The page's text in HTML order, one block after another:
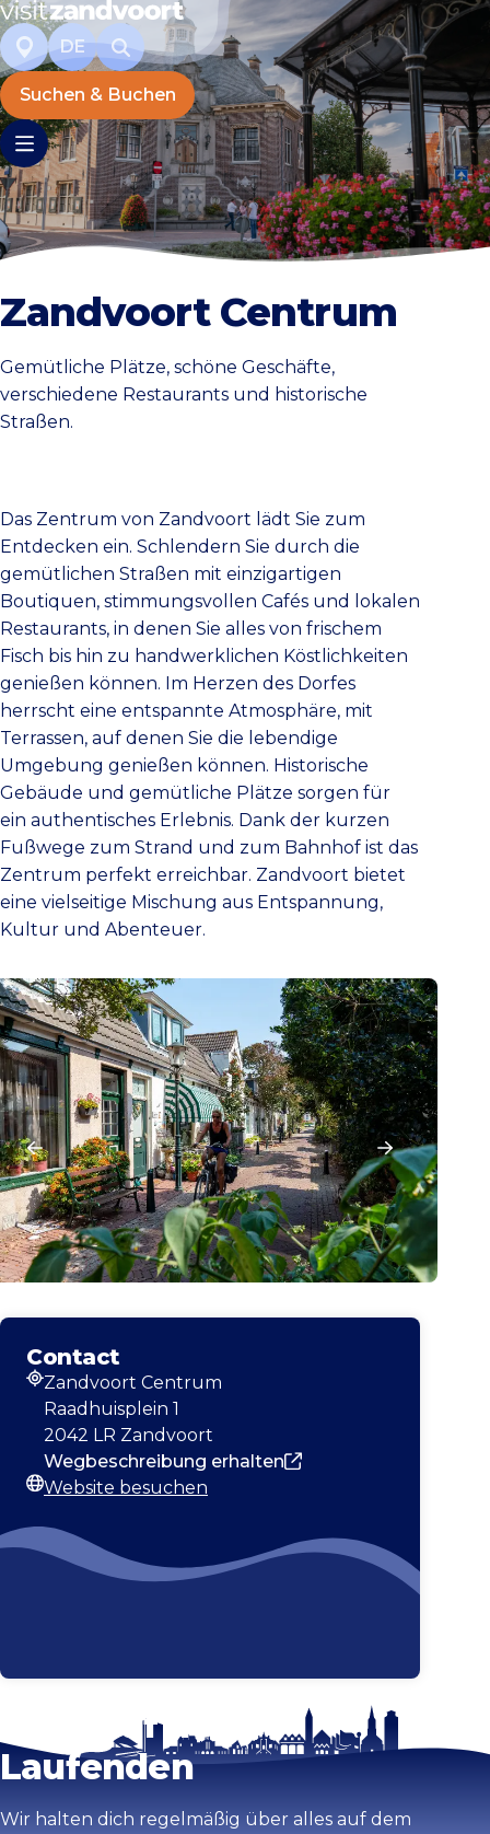
DE
Suchen & Buchen
Zandvoort Centrum
Gemütliche Plätze, schöne Geschäfte,
verschiedene Restaurants und historische
Straßen.
Das Zentrum von Zandvoort lädt Sie zum
Entdecken ein. Schlendern Sie durch die
gemütlichen Straßen mit einzigartigen
Boutiquen, stimmungsvollen Cafés und lokalen
Restaurants, in denen Sie alles von frischem
Fisch bis hin zu handwerklichen Köstlichkeiten
genießen können. Im Herzen des Dorfes
herrscht eine entspannte Atmosphäre, mit
Terrassen, auf denen Sie die lebendige
Umgebung genießen können. Historische
Gebäude und gemütliche Plätze sorgen für
ein authentisches Erlebnis. Dank der kurzen
Fußwege zum Strand und zum Bahnhof ist das
Zentrum perfekt erreichbar. Zandvoort bietet
eine vielseitige Mischung aus Entspannung,
Kultur und Abenteuer.
Contact
Adresse
Zandvoort Centrum
Raadhuisplein 1
2042 LR Zandvoort
Wegbeschreibung erhalten
Website besuchen
Karte vergrößern
Bleib auf dem
Laufenden
Wir halten dich regelmäßig über alles auf dem